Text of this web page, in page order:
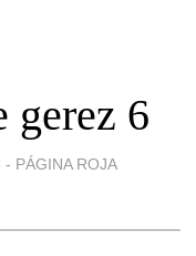
gerez 6
- PÁGINA ROJA